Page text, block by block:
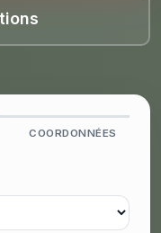
COORDONNÉES